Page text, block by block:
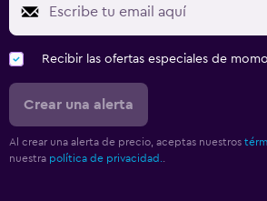
Recibir las ofertas especiales de
Crear una alerta
Al crear una alerta de precio, aceptas nuestros
nuestra política de privacidad..